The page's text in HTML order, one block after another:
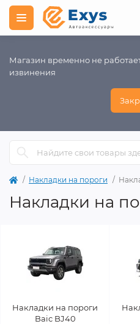
Магазин временно не
извинения
Накладки на пороги
Накладки на
Накладки на пороги
Baic BJ40